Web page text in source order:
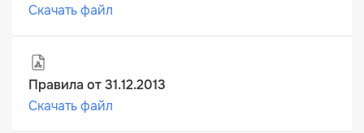
Скачать файл
Правила от 31.12.2013
Скачать файл